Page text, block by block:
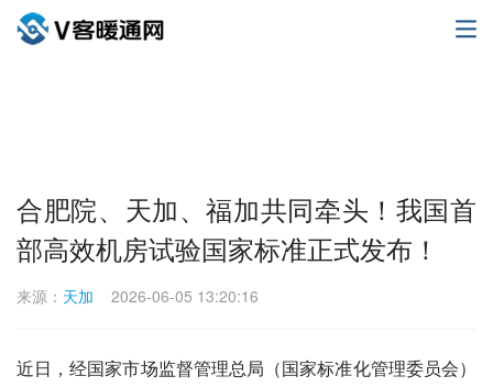
合肥院、天加、福加共同牵头！我国首
部高效机房试验国家标准正式发布！
来源： 天加 2026-06-05 13:20:16
近日，经国家市场监督管理总局（国家标准化管理委员会）